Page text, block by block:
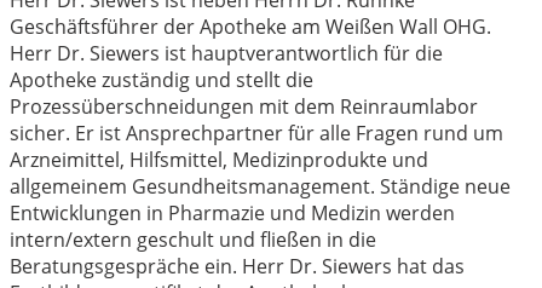
Geschäftsführer der Apotheke am Weißen Wall OHG.
Herr Dr. Siewers ist hauptverantwortlich für die
Apotheke zuständig und stellt die
Prozessüberschneidungen mit dem Reinraumlabor
sicher. Er ist Ansprechpartner für alle Fragen rund um
Arzneimittel, Hilfsmittel, Medizinprodukte und
allgemeinem Gesundheitsmanagement. Ständige neue
Entwicklungen in Pharmazie und Medizin werden
intern/extern geschult und fließen in die
Beratungsgespräche ein. Herr Dr. Siewers hat das